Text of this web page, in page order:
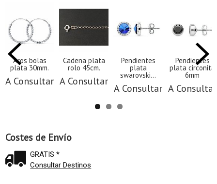
Costes de Envío
GRATIS *
Consultar Destinos
Aros bolas
plata 30mm.
A Consultar
Cadena plata
rolo 45cm.
A Consultar
Pendientes
plata
swarovski...
A Consultar
Pendientes
plata circonita
6mm
A Consultar